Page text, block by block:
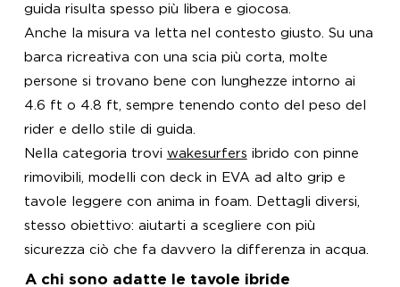
guida risulta spesso più libera e giocosa.
Anche la misura va letta nel contesto giusto. Su una
barca ricreativa con una scia più corta, molte
persone si trovano bene con lunghezze intorno ai
4.6 ft o 4.8 ft, sempre tenendo conto del peso del
rider e dello stile di guida.
Nella categoria trovi wakesurfers ibrido con pinne
rimovibili, modelli con deck in EVA ad alto grip e
tavole leggere con anima in foam. Dettagli diversi,
stesso obiettivo: aiutarti a scegliere con più
sicurezza ciò che fa davvero la differenza in acqua.
A chi sono adatte le tavole ibride